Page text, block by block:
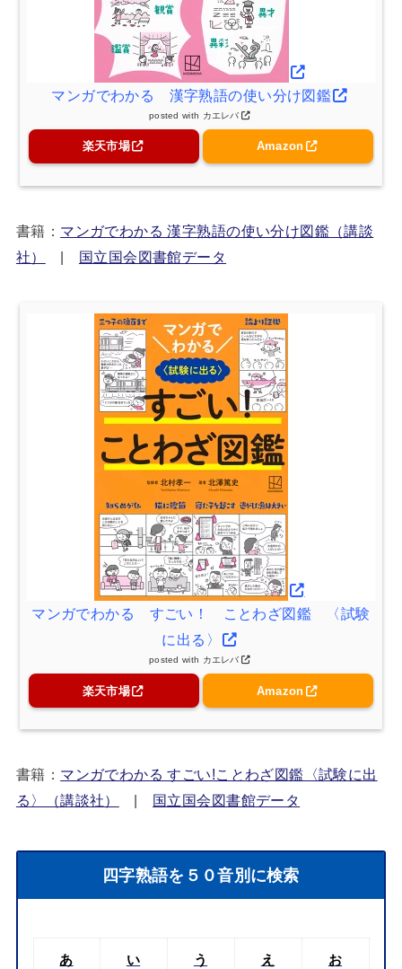
マンガでわかる 漢字熟語の使い分け図鑑
posted with カエレバ
楽天市場 Amazon
書籍： マンガでわかる 漢字熟語の使い分け図鑑（講談
社）
| 国立国会図書館データ
マンガでわかる すごい！ ことわざ図鑑 〈試験
に出る〉
posted with カエレバ
楽天市場 Amazon
書籍： マンガでわかる すごい!ことわざ図鑑〈試験に出
る〉（講談社）
| 国立国会図書館データ
四字熟語を５０音別に検索
あ い う え お